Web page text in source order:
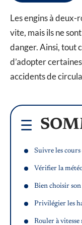
Les engins à deux-
vite, mais ils ne
danger. Ainsi, tout
d’adopter
accidents de
Suivre les cours
Vérifier la
Bien choisir son
Privilégier les
Rouler à vitesse